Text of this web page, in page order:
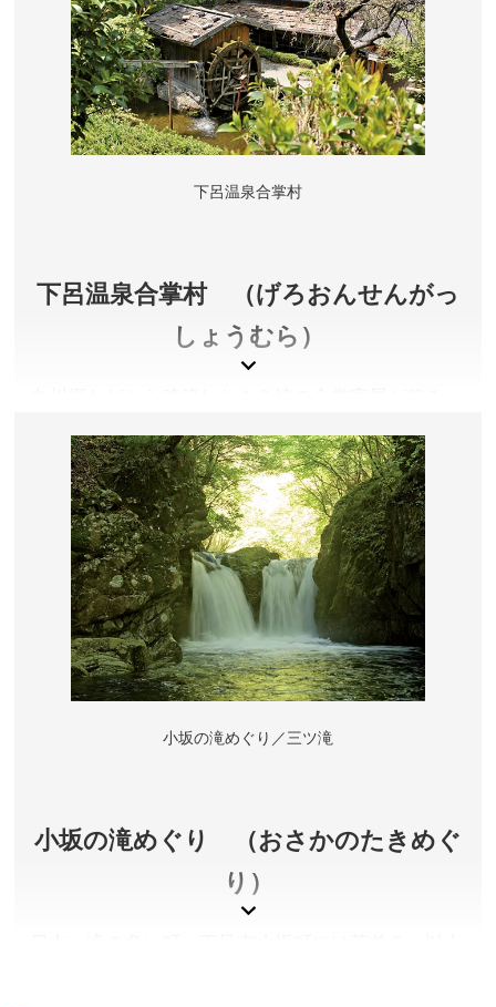
下呂温泉合掌村
下呂温泉合掌村 （げろおんせんがっ
しょうむら）
文楽」に関する資料の展示や足湯などもあります。
岐阜県下呂市
料金／大人（高校生以上）800円、小人（小・中学生）
400円
営業時間／8:30～17:00(最終入場受付16:30)、 12月31
日、1月1日、2日は9:00～16:00
定休日／年中無休 ※一部施設臨時休業あり。
アクセス／JR下呂駅前、濃飛バスセンターより合掌村
車、バス約6分または徒歩約20分 ※詳しくは公式サイ
お問い合わせ／0576-25-2239
下呂温泉合掌村 公式サイト
小坂の滝めぐり／三ツ滝
小坂の滝めぐり （おさかのたきめぐ
り）